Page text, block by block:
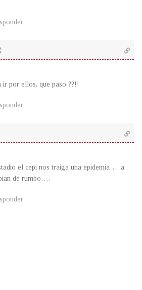
por ellos, que paso ??!!
el cepi nos traiga una epidemia…. a
de rumbo….